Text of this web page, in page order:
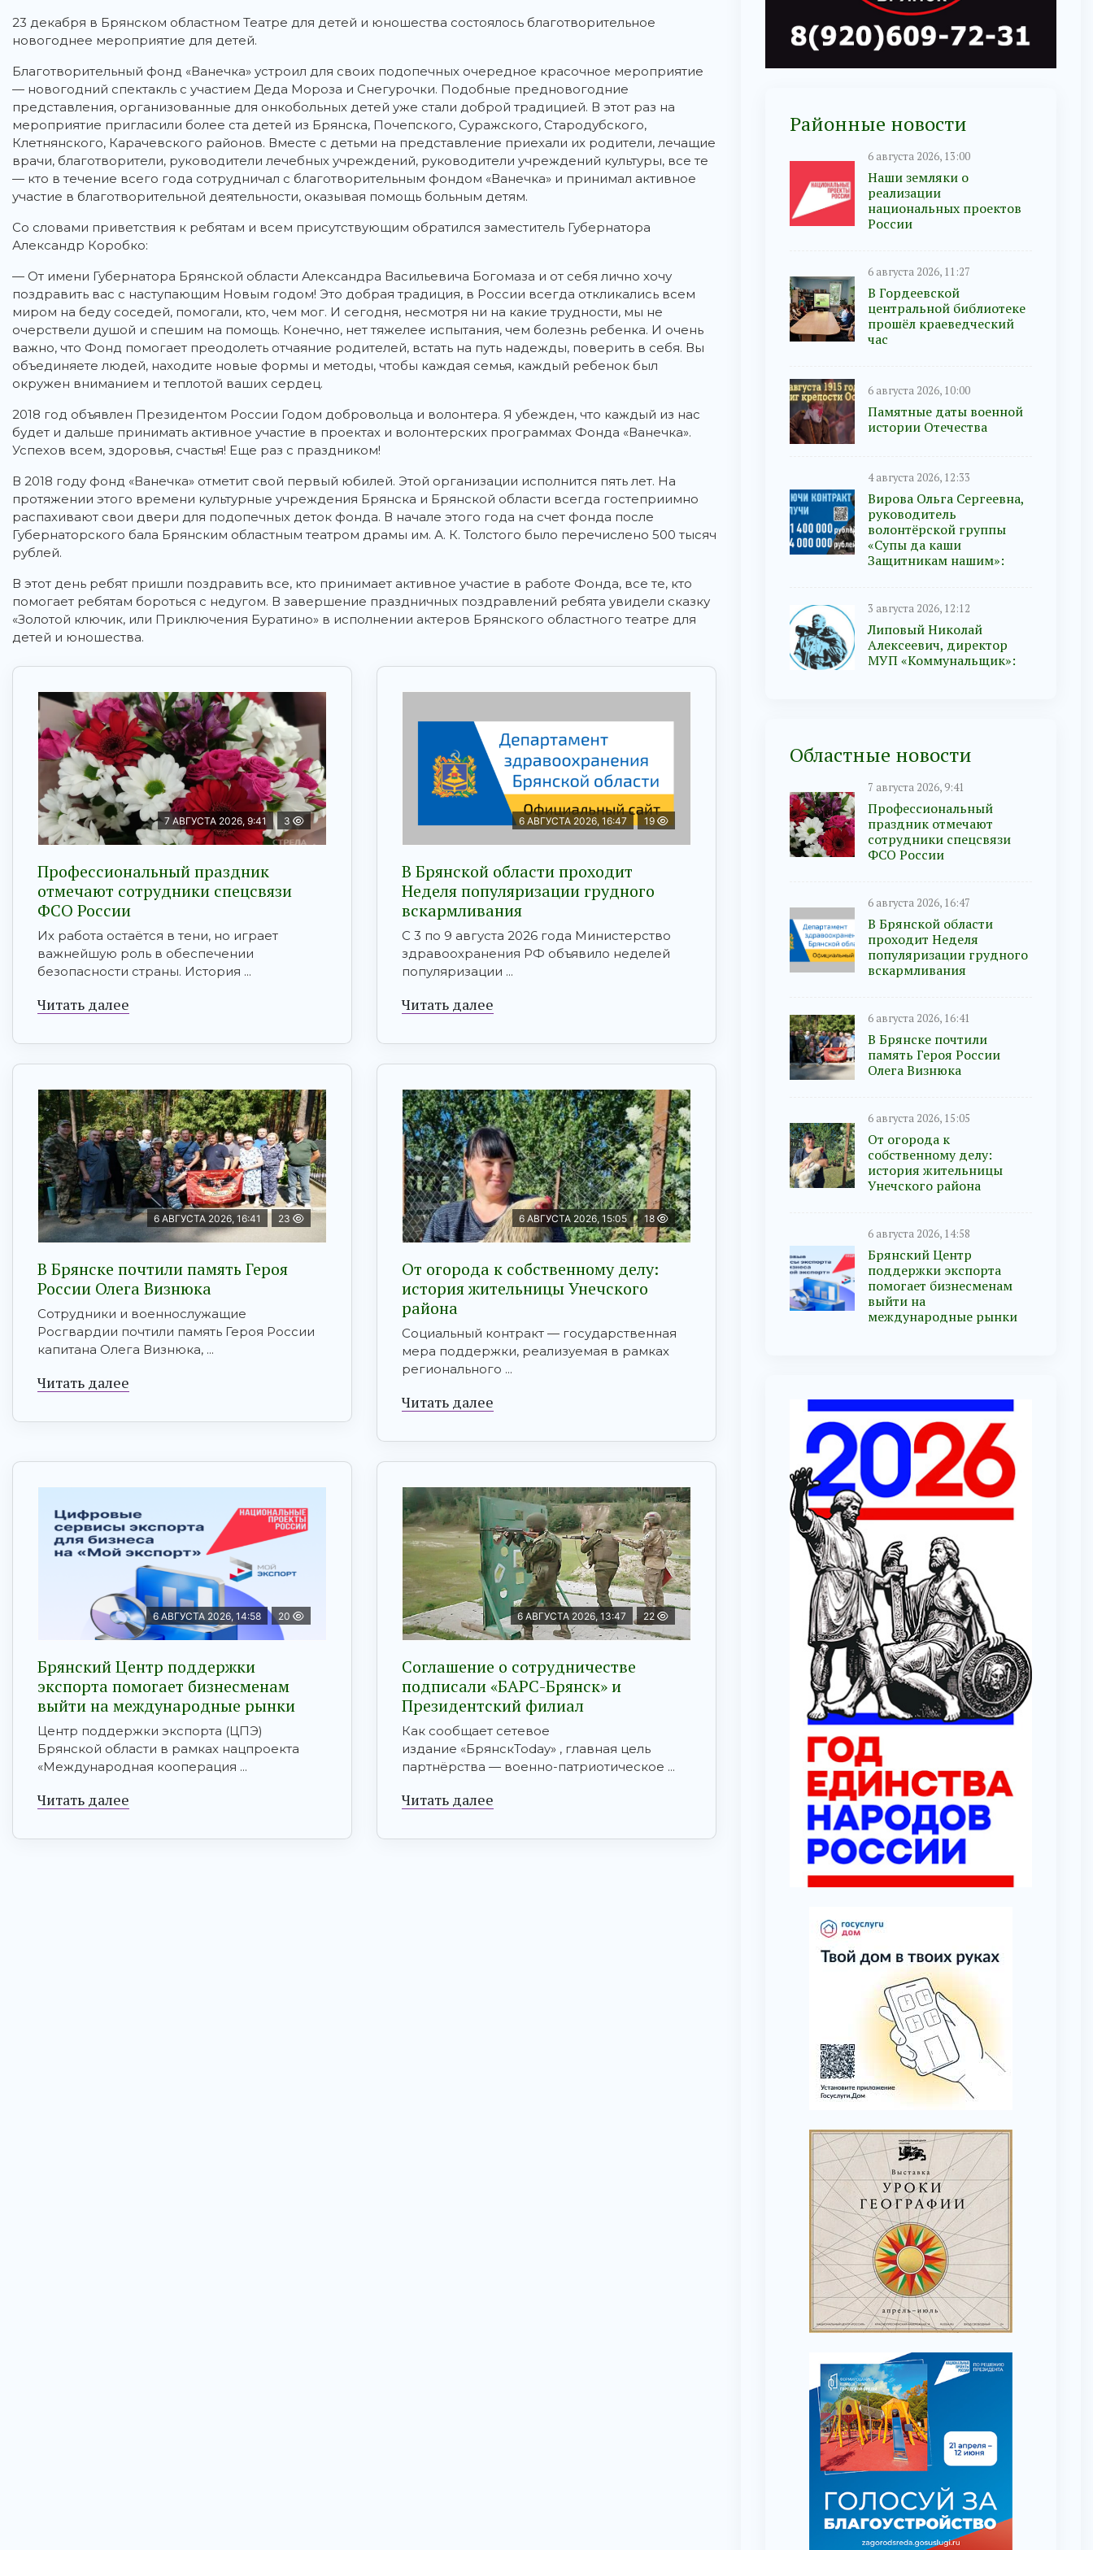
23 декабря в Брянском областном Театре для детей и юношества состоялось благотворительное
новогоднее мероприятие для детей.
Благотворительный фонд «Ванечка» устроил для своих подопечных очередное красочное мероприятие
— новогодний спектакль с участием Деда Мороза и Снегурочки. Подобные предновогодние
представления, организованные для онкобольных детей уже стали доброй традицией. В этот раз на
мероприятие пригласили более ста детей из Брянска, Почепского, Суражского, Стародубского,
Клетнянского, Карачевского районов. Вместе с детьми на представление приехали их родители, лечащие
врачи, благотворители, руководители лечебных учреждений, руководители учреждений культуры, все те
— кто в течение всего года сотрудничал с благотворительным фондом «Ванечка» и принимал активное
участие в благотворительной деятельности, оказывая помощь больным детям.
Со словами приветствия к ребятам и всем присутствующим обратился заместитель Губернатора
Александр Коробко:
— От имени Губернатора Брянской области Александра Васильевича Богомаза и от себя лично хочу
поздравить вас с наступающим Новым годом! Это добрая традиция, в России всегда откликались всем
миром на беду соседей, помогали, кто, чем мог. И сегодня, несмотря ни на какие трудности, мы не
очерствели душой и спешим на помощь. Конечно, нет тяжелее испытания, чем болезнь ребенка. И очень
важно, что Фонд помогает преодолеть отчаяние родителей, встать на путь надежды, поверить в себя. Вы
объединяете людей, находите новые формы и методы, чтобы каждая семья, каждый ребенок был
окружен вниманием и теплотой ваших сердец.
2018 год объявлен Президентом России Годом добровольца и волонтера. Я убежден, что каждый из нас
будет и дальше принимать активное участие в проектах и волонтерских программах Фонда «Ванечка».
Успехов всем, здоровья, счастья! Еще раз с праздником!
В 2018 году фонд «Ванечка» отметит свой первый юбилей. Этой организации исполнится пять лет. На
протяжении этого времени культурные учреждения Брянска и Брянской области всегда гостеприимно
распахивают свои двери для подопечных деток фонда. В начале этого года на счет фонда после
Губернаторского бала Брянским областным театром драмы им. А. К. Толстого было перечислено 500 тысяч
рублей.
В этот день ребят пришли поздравить все, кто принимает активное участие в работе Фонда, все те, кто
помогает ребятам бороться с недугом. В завершение праздничных поздравлений ребята увидели сказку
«Золотой ключик, или Приключения Буратино» в исполнении актеров Брянского областного театре для
детей и юношества.
7 АВГУСТА 2026, 9:41 3
Профессиональный праздник
отмечают сотрудники спецсвязи
ФСО России
Их работа остаётся в тени, но играет
важнейшую роль в обеспечении
безопасности страны. История ...
Читать далее
6 АВГУСТА 2026, 16:47 19
В Брянской области проходит
Неделя популяризации грудного
вскармливания
С 3 по 9 августа 2026 года Министерство
здравоохранения РФ объявило неделей
популяризации ...
Читать далее
6 АВГУСТА 2026, 16:41 23
В Брянске почтили память Героя
России Олега Визнюка
Сотрудники и военнослужащие
Росгвардии почтили память Героя России
капитана Олега Визнюка, ...
Читать далее
6 АВГУСТА 2026, 15:05 18
От огорода к собственному делу:
история жительницы Унечского
района
Социальный контракт — государственная
мера поддержки, реализуемая в рамках
регионального ...
Читать далее
6 АВГУСТА 2026, 14:58 20
Брянский Центр поддержки
экспорта помогает бизнесменам
выйти на международные рынки
Центр поддержки экспорта (ЦПЭ)
Брянской области в рамках нацпроекта
«Международная кооперация ...
Читать далее
6 АВГУСТА 2026, 13:47 22
Соглашение о сотрудничестве
подписали «БАРС-Брянск» и
Президентский филиал
Как сообщает сетевое
издание «БрянскToday» , главная цель
партнёрства — военно-патриотическое ...
Читать далее
Районные новости
6 августа 2026, 13:00
Наши земляки о
реализации
национальных проектов
России
6 августа 2026, 11:27
В Гордеевской
центральной библиотеке
прошёл краеведческий
час
6 августа 2026, 10:00
Памятные даты военной
истории Отечества
4 августа 2026, 12:33
Вирова Ольга Сергеевна,
руководитель
волонтёрской группы
«Супы да каши
Защитникам нашим»:
3 августа 2026, 12:12
Липовый Николай
Алексеевич, директор
МУП «Коммунальщик»:
Областные новости
7 августа 2026, 9:41
Профессиональный
праздник отмечают
сотрудники спецсвязи
ФСО России
6 августа 2026, 16:47
В Брянской области
проходит Неделя
популяризации грудного
вскармливания
6 августа 2026, 16:41
В Брянске почтили
память Героя России
Олега Визнюка
6 августа 2026, 15:05
От огорода к
собственному делу:
история жительницы
Унечского района
6 августа 2026, 14:58
Брянский Центр
поддержки экспорта
помогает бизнесменам
выйти на
международные рынки